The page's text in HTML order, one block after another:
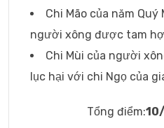
Chi Mão của năm
người xông được tam
Chi Mùi của người
lục hại với chi Ngọ của
Tổng điểm: